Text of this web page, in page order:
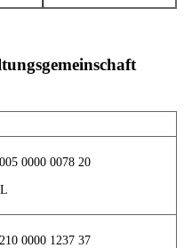
0000 0078 20
0000 1237 37